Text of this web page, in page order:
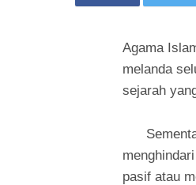
Agama
melanda
sejarah
pasif atau